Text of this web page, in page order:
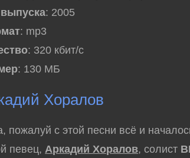
: 2005
: mp3
: 320 кбит/с
: 130 МБ
Хоралов
пожалуй с этой песни всё и
певец,Аркадий Хоралов, солист